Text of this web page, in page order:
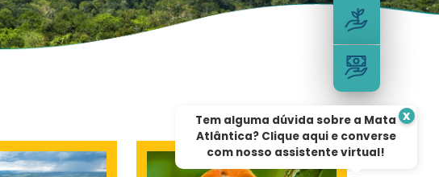
Tem alguma dúvida sobre a Mata
Atlântica? Clique aqui e converse
com nosso assistente virtual!
x